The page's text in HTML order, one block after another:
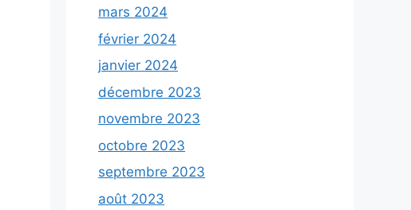
mars 2024
février 2024
janvier 2024
décembre 2023
novembre 2023
octobre 2023
septembre 2023
août 2023